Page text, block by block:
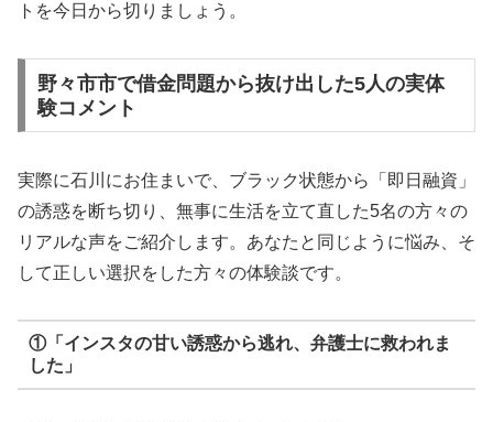
トを今日から切りましょう。
野々市市で借金問題から抜け出した5人の実体
験コメント
実際に石川にお住まいで、ブラック状態から「即日融資」
の誘惑を断ち切り、無事に生活を立て直した5名の方々の
リアルな声をご紹介します。あなたと同じように悩み、そ
して正しい選択をした方々の体験談です。
①「インスタの甘い誘惑から逃れ、弁護士に救われま
した」